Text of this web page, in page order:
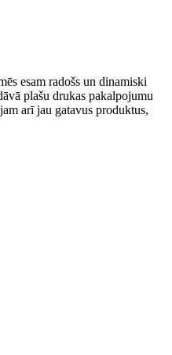
esam radošs un dinamiski
plašu drukas pakalpojumu
arī jau gatavus produktus,